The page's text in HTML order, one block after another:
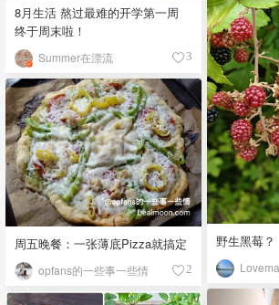
8月生活 熬过最难的开学第一周
终于周末啦！
Summer在漂流 3
野生黑莓？
周五晚餐：一张薄底Pizza就搞定
opfans的一些事一些情 2